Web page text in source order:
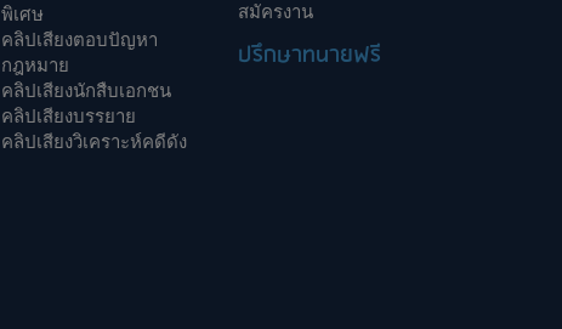
พิเศษ
คลิปเสียงตอบปัญหา
กฎหมาย
คลิปเสียงนักสืบเอกชน
คลิปเสียงบรรยาย
คลิปเสียงวิเคราะห์คดีดัง
สมัครงาน
ปรึกษาทนายฟรี